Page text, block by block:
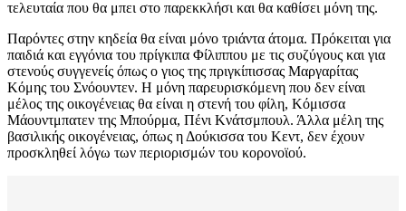
τελευταία που θα μπει στο παρεκκλήσι και θα καθίσει μόνη της.
Παρόντες στην κηδεία θα είναι μόνο τριάντα άτομα. Πρόκειται για
παιδιά και εγγόνια του πρίγκιπα Φίλιππου με τις συζύγους και για
στενούς συγγενείς όπως ο γιος της πριγκίπισσας Μαργαρίτας
Κόμης του Σνόουντεν. Η μόνη παρευρισκόμενη που δεν είναι
μέλος της οικογένειας θα είναι η στενή του φίλη, Κόμισσα
Μάουντμπατεν της Μπούρμα, Πένι Κνάτσμπουλ. Άλλα μέλη της
βασιλικής οικογένειας, όπως η Δούκισσα του Κεντ, δεν έχουν
προσκληθεί λόγω των περιορισμών του κορονοϊού.